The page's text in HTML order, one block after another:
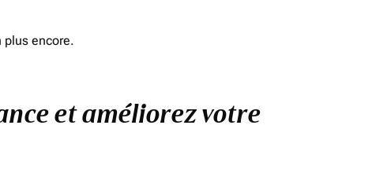
plus encore.
et améliorez votre